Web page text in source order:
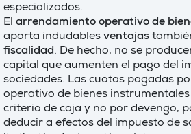
especializados.
El arrendamiento operativo de
aporta indudables ventajas
fiscalidad. De hecho, no se
capital que aumenten el pago del
sociedades. Las cuotas pagadas
operativo de bienes instrumentales
criterio de caja y no por devengo,
deducir a efectos del impuesto de